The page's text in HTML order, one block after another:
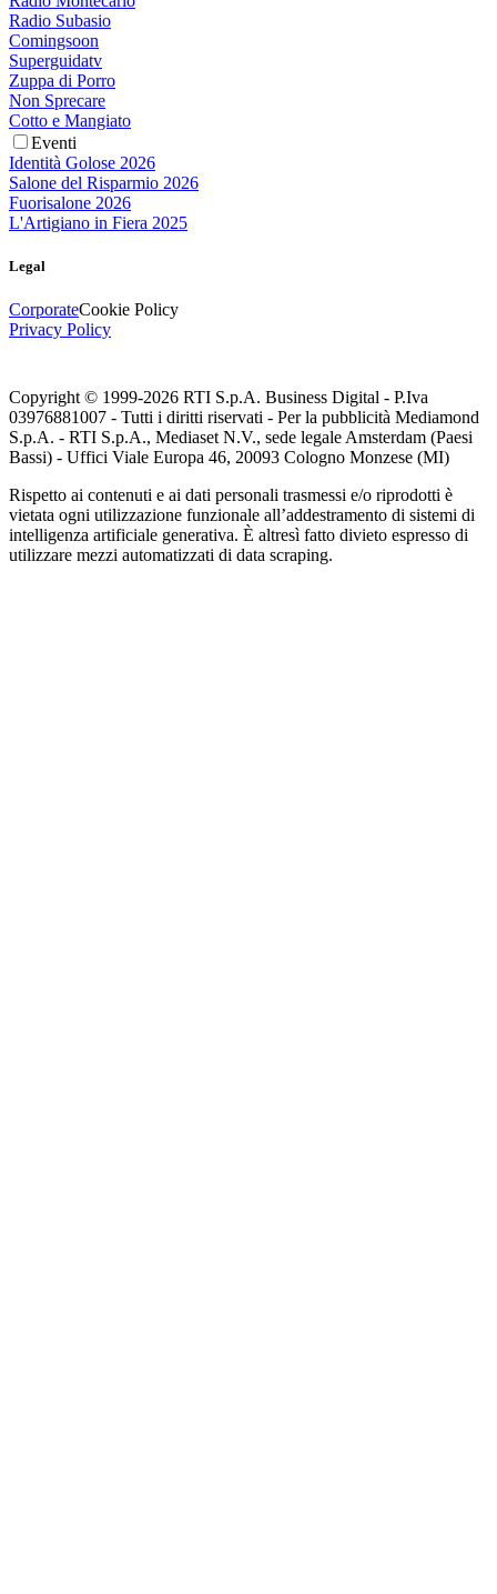
Radio Subasio
Comingsoon
Superguidatv
Zuppa di Porro
Non Sprecare
Cotto e Mangiato
Eventi
Identità Golose 2026
Salone del Risparmio 2026
Fuorisalone 2026
L'Artigiano in Fiera 2025
Legal
CorporateCookie Policy
Privacy Policy
Copyright © 1999-2026 RTI S.p.A. Business Digital - P.Iva
03976881007 - Tutti i diritti riservati - Per la pubblicità Mediamond
S.p.A. - RTI S.p.A., Mediaset N.V., sede legale Amsterdam (Paesi
Bassi) - Uffici Viale Europa 46, 20093 Cologno Monzese (MI)
Rispetto ai contenuti e ai dati personali trasmessi e/o riprodotti è
vietata ogni utilizzazione funzionale all’addestramento di sistemi di
intelligenza artificiale generativa. È altresì fatto divieto espresso di
utilizzare mezzi automatizzati di data scraping.